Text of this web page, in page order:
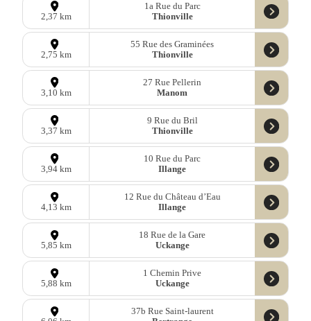
2,37 km
1a Rue du Parc
Thionville
2,75 km
55 Rue des Graminées
Thionville
3,10 km
27 Rue Pellerin
Manom
3,37 km
9 Rue du Bril
Thionville
3,94 km
10 Rue du Parc
Illange
4,13 km
12 Rue du Château d’Eau
Illange
5,85 km
18 Rue de la Gare
Uckange
5,88 km
1 Chemin Prive
Uckange
37b Rue Saint-laurent